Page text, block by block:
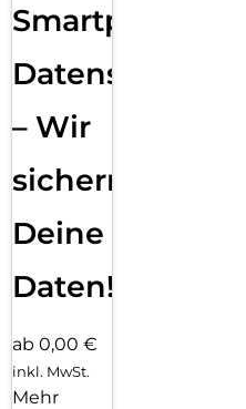
Smartphone
Datensicherung
– Wir
sichern
Deine
Daten!
ab 0,00 €
inkl. MwSt.
Mehr